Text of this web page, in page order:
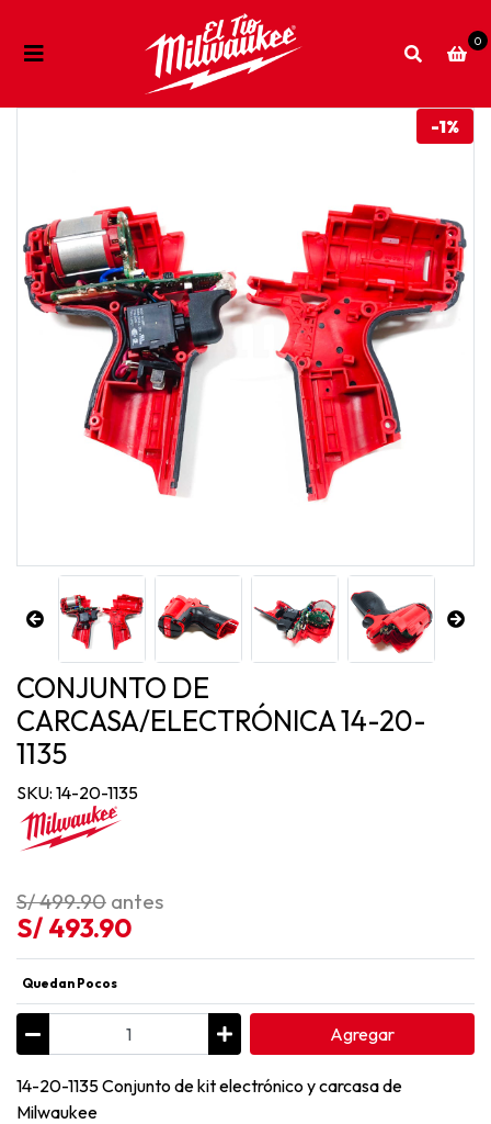
0
-1%
CONJUNTO DE
CARCASA/ELECTRÓNICA 14-20-
1135
SKU: 14-20-1135
S/ 499.90 antes
S/ 493.90
Quedan Pocos
Agregar
14-20-1135 Conjunto de kit electrónico y carcasa de
Milwaukee